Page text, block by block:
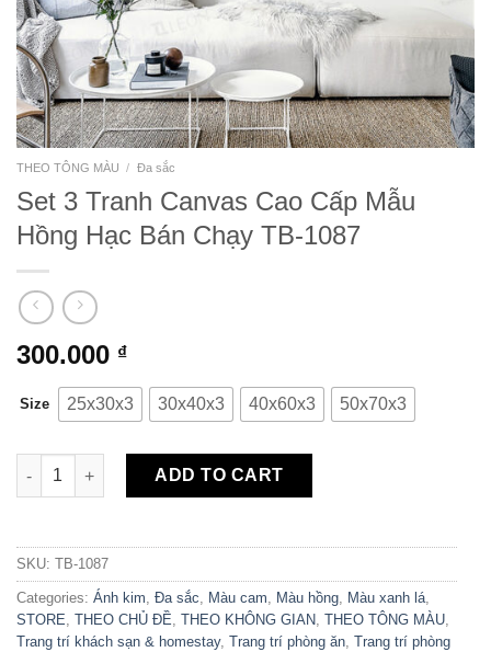
THEO TÔNG MÀU / Đa sắc
Set 3 Tranh Canvas Cao Cấp Mẫu
Hồng Hạc Bán Chạy TB-1087
300.000 ₫
Size 25x30x3 30x40x3 40x60x3 50x70x3
Set 3 Tranh Canvas Cao Cấp Mẫu Hồng Hạc Bán Chạy TB-
ADD TO CART
SKU: TB-1087
Categories: Ánh kim, Đa sắc, Màu cam, Màu hồng, Màu xanh lá,
STORE, THEO CHỦ ĐỀ, THEO KHÔNG GIAN, THEO TÔNG MÀU,
Trang trí khách sạn & homestay, Trang trí phòng ăn, Trang trí phòng